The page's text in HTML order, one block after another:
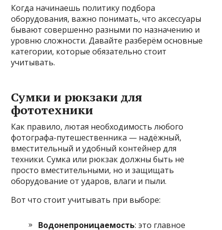
Когда начинаешь политику подбора
оборудования, важно понимать, что аксессуары
бывают совершенно разными по назначению и
уровню сложности. Давайте разберём основные
категории, которые обязательно стоит
учитывать.
Сумки и рюкзаки для
фототехники
Как правило, лютая необходимость любого
фотографа-путешественника — надёжный,
вместительный и удобный контейнер для
техники. Сумка или рюкзак должны быть не
просто вместительными, но и защищать
оборудование от ударов, влаги и пыли.
Вот что стоит учитывать при выборе:
Водонепроницаемость: это главное